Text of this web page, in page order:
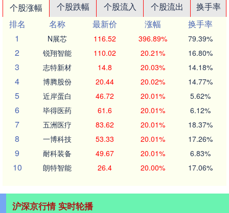
个股涨幅 个股跌幅 个股流入 个股流出
换手率
排名
名称 最新价 涨幅
换手率
1
N展芯 116.52 396.89% 79.39%
2 锐翔智能 110.02 20.21% 16.80%
3 志特新材 14.8 20.03% 14.18%
4 博腾股份 20.44 20.02% 14.77%
5 近岸蛋白 46.72 20.01% 5.62%
6 毕得医药 61.6 20.01% 6.12%
7 五洲医疗 83.62 20.01% 18.37%
8 一博科技 53.33 20.01% 17.26%
9 耐科装备 49.67 20.01% 6.83%
10 朗特智能 26.4 20.00% 17.06%
沪深京行情 实时轮播